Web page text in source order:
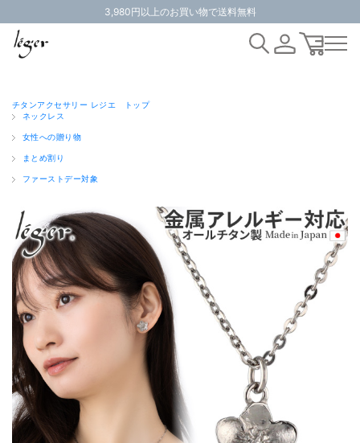
3,980円以上のお買い物で送料無料
チタンアクセサリー レジエ トップ
ネックレス
女性への贈り物
まとめ割り
ファーストデー対象